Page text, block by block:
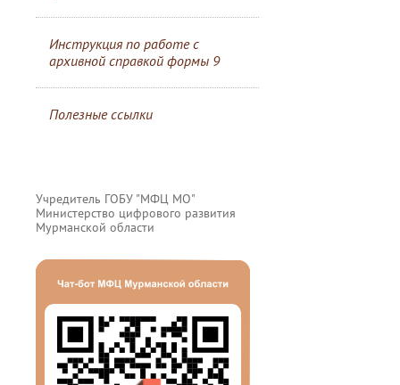
Инструкция по работе с
архивной справкой формы 9
Полезные ссылки
Учредитель ГОБУ "МФЦ МО"
Министерство цифрового развития
Мурманской области